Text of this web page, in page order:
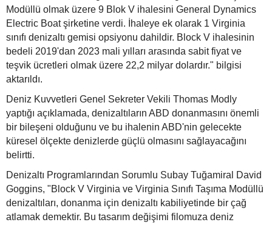
Modüllü olmak üzere 9 Blok V ihalesini General Dynamics
Electric Boat şirketine verdi. İhaleye ek olarak 1 Virginia
sınıfı denizaltı gemisi opsiyonu dahildir. Block V ihalesinin
bedeli 2019'dan 2023 mali yılları arasında sabit fiyat ve
teşvik ücretleri olmak üzere 22,2 milyar dolardır." bilgisi
aktarıldı.
Deniz Kuvvetleri Genel Sekreter Vekili Thomas Modly
yaptığı açıklamada, denizaltıların ABD donanmasını önemli
bir bileşeni olduğunu ve bu ihalenin ABD'nin gelecekte
küresel ölçekte denizlerde güçlü olmasını sağlayacağını
belirtti.
Denizaltı Programlarından Sorumlu Subay Tuğamiral David
Goggins, "Block V Virginia ve Virginia Sınıfı Taşıma Modüllü
denizaltıları, donanma için denizaltı kabiliyetinde bir çağ
atlamak demektir. Bu tasarım değişimi filomuza deniz